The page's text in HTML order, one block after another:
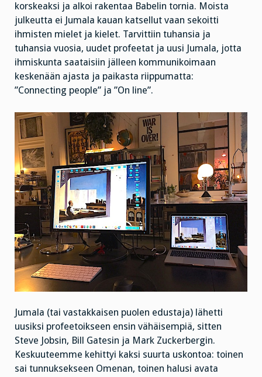
korskeaksi ja alkoi rakentaa Babelin tornia. Moista
julkeutta ei Jumala kauan katsellut vaan sekoitti
ihmisten mielet ja kielet. Tarvittiin tuhansia ja
tuhansia vuosia, uudet profeetat ja uusi Jumala, jotta
ihmiskunta saataisiin jälleen kommunikoimaan
keskenään ajasta ja paikasta riippumatta:
”Connecting people” ja ”On line”.
Jumala (tai vastakkaisen puolen edustaja) lähetti
uusiksi profeetoikseen ensin vähäisempiä, sitten
Steve Jobsin, Bill Gatesin ja Mark Zuckerbergin.
Keskuuteemme kehittyi kaksi suurta uskontoa: toinen
sai tunnuksekseen Omenan, toinen halusi avata